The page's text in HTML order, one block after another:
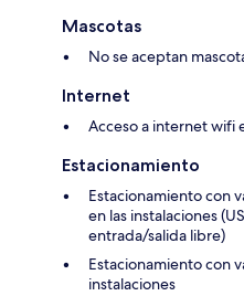
Mascotas
No se aceptan
Internet
Acceso a internet wifi
Estacionamiento
Estacionamiento con
en las instalaciones
entrada/salida libre)
Estacionamiento con
instalaciones